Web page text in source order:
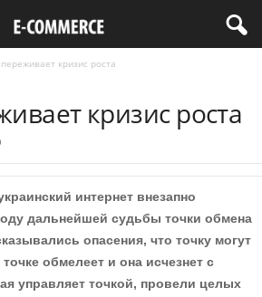
кризис роста
кризис роста
интернет внезапно
дальнейшей судьбы точки обмена
опасения, что точку могут
обмелеет и она исчезнет с
управляет точкой, провели целых